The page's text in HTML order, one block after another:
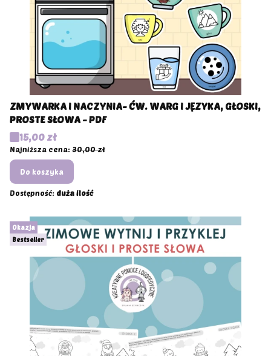
ZMYWARKA I NACZYNIA- ĆW. WARG I JĘZYKA, GŁOSKI,
PROSTE SŁOWA - PDF
Cena promocyjna
15,00 zł
Najniższa cena: 30,00 zł
Do koszyka
Dostępność: duża ilość
Okazja
Bestseller